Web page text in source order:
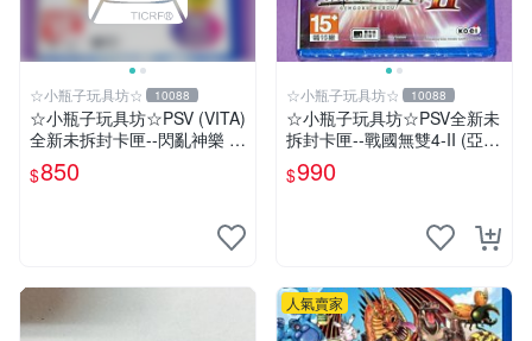
☆小瓶子玩具坊☆ 10088
☆小瓶子玩具坊☆PSV (VITA)
全新未拆封卡匣--閃亂神樂 忍
者對決 -少女們的証明- BEST
版
$850
☆小瓶子玩具坊☆ 10088
☆小瓶子玩具坊☆PSV全新未
拆封卡匣--戰國無雙4-II (亞版
日文版)
$990
人氣賣家